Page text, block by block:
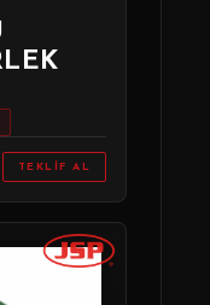
TEKLIF AL